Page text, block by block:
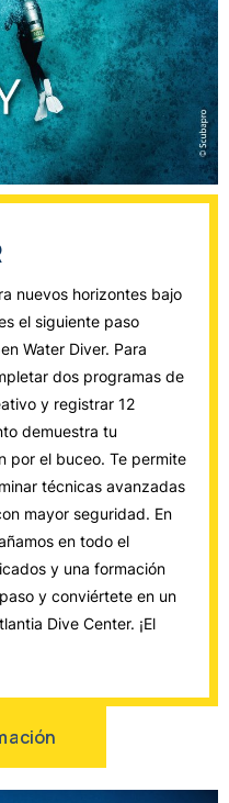
nuevos horizontes bajo
el siguiente paso
Water Diver. Para
dos programas de
y registrar 12
demuestra tu
por el buceo. Te permite
técnicas avanzadas
mayor seguridad. En
en todo el
y una formación
y conviértete en un
Dive Center. ¡El